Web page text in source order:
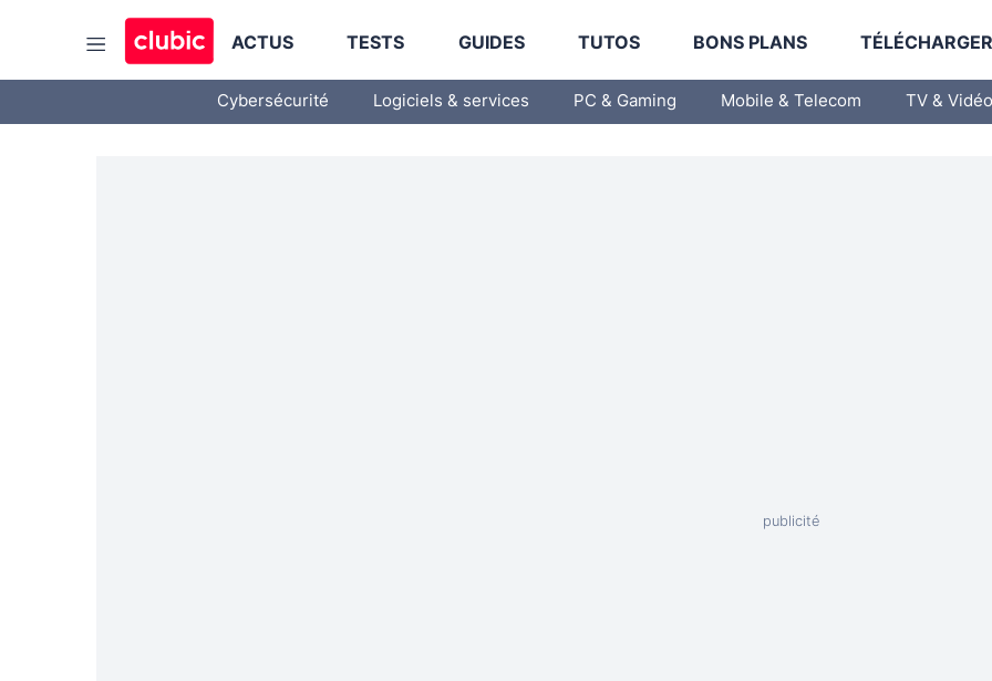
ACTUS TESTS GUIDES TUTOS BONS PLANS
Cybersécurité Logiciels & services PC & Gaming Mobile & Telecom TV & Vidéo